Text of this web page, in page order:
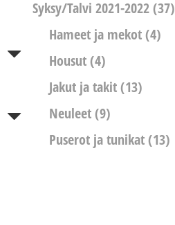
Syksy/Talvi 2021-2022(37)
Hameet ja mekot(4)
Housut(4)
Jakut ja takit(13)
Neuleet(9)
Puserot ja tunikat(13)